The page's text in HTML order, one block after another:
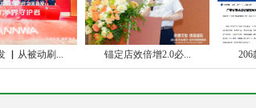
▏从被动刷... 锚定店效倍增2.0必... 206